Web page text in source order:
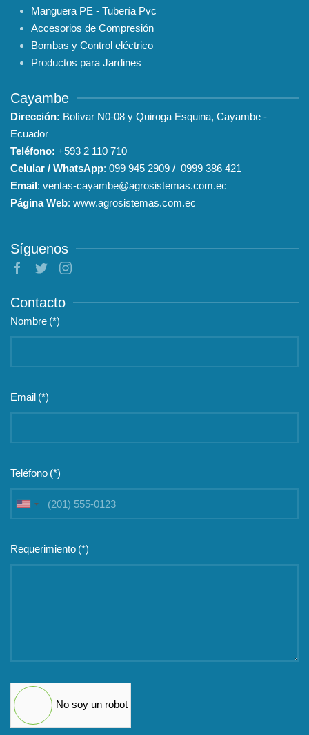
Válvulas
Manguera PE - Tubería Pvc
Accesorios de Compresión
Bombas y Control eléctrico
Cayambe
Dirección:
Ecuador
Teléfono:+5932 110 710
Celular / WhatsApp:099 945 2909/0999 386 421
Email: ventas-cayambe@agrosistemas.com.ec
Síguenos
Contacto
Nombre(*)
Email(*)
Teléfono(*)
United
+1
Requerimiento(*)